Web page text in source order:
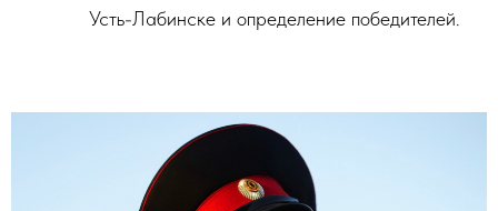
Усть-Лабинске и определение победителей.